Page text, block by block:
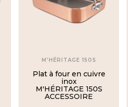
M'HÉRITAGE 150S
Plat à four en cuivre
inox
M'HÉRITAGE 150S
ACCESSOIRE